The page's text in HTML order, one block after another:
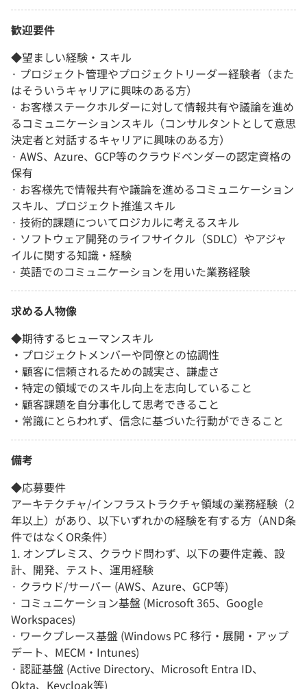
歓迎要件
◆望ましい経験・スキル
· プロジェクト管理やプロジェクトリーダー経験者（また
はそういうキャリアに興味のある方）
· お客様ステークホルダーに対して情報共有や議論を進め
るコミュニケーションスキル（コンサルタントとして意思
決定者と対話するキャリアに興味のある方）
· AWS、Azure、GCP等のクラウドベンダーの認定資格の
保有
· お客様先で情報共有や議論を進めるコミュニケーション
スキル、プロジェクト推進スキル
· 技術的課題についてロジカルに考えるスキル
· ソフトウェア開発のライフサイクル（SDLC）やアジャ
イルに関する知識・経験
· 英語でのコミュニケーションを用いた業務経験
求める人物像
◆期待するヒューマンスキル
・プロジェクトメンバーや同僚との協調性
・顧客に信頼されるための誠実さ、謙虚さ
・特定の領域でのスキル向上を志向していること
・顧客課題を自分事化して思考できること
・常識にとらわれず、信念に基づいた行動ができること
備考
◆応募要件
アーキテクチャ/インフラストラクチャ領域の業務経験（2
年以上）があり、以下いずれかの経験を有する方（AND条
件ではなくOR条件）
1. オンプレミス、クラウド問わず、以下の要件定義、設
計、開発、テスト、運用経験
· クラウド/サーバー (AWS、Azure、GCP等)
· コミュニケーション基盤 (Microsoft 365、Google
Workspaces)
· ワークプレース基盤 (Windows PC 移行・展開・アップ
デート、MECM・Intunes)
· 認証基盤 (Active Directory、Microsoft Entra ID、
Okta、Keycloak等)